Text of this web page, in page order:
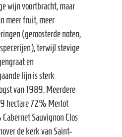
wijn voortbracht, maar
meer fruit, meer
(geroosterde noten,
terwijl stevige
en
lijn is sterk
van 1989. Meerdere
hectare 72% Merlot
Sauvignon Clos
de kerk van Saint-